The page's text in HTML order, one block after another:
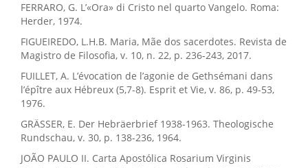
FERRARO, G. L’«Ora» di Cristo nel quarto Vangelo. Roma:
Herder, 1974.
FIGUEIREDO, L.H.B. Maria, Mãe dos sacerdotes. Revista de
Magistro de Filosofia, v. 10, n. 22, p. 236-243, 2017.
FUILLET, A. L’évocation de l’agonie de Gethsémani dans
l’épître aux Hébreux (5,7-8). Esprit et Vie, v. 86, p. 49-53,
1976.
GRÄSSER, E. Der Hebräerbrief 1938-1963. Theologische
Rundschau, v. 30, p. 138-236, 1964.
JOÃO PAULO II. Carta Apostólica Rosarium Virginis